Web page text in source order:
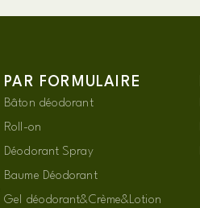
PAR FORMULAIRE
Bâton déodorant
Roll-on
Déodorant Spray
Baume Déodorant
Gel déodorant&Crème&Lotion